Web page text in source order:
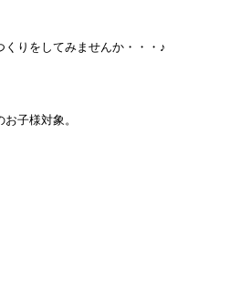
りをしてみませんか・・・♪
子様対象。